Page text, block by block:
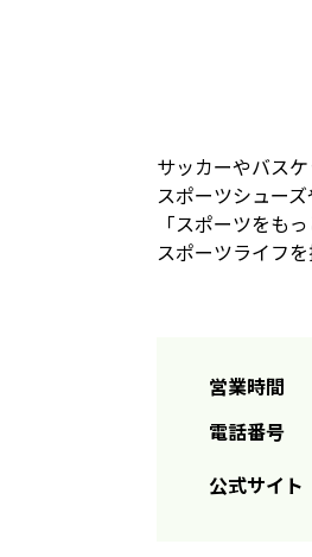
サッカーやバス
スポーツシュー
「スポーツをも
スポーツライフを
営業時間
電話番号
公式サイト